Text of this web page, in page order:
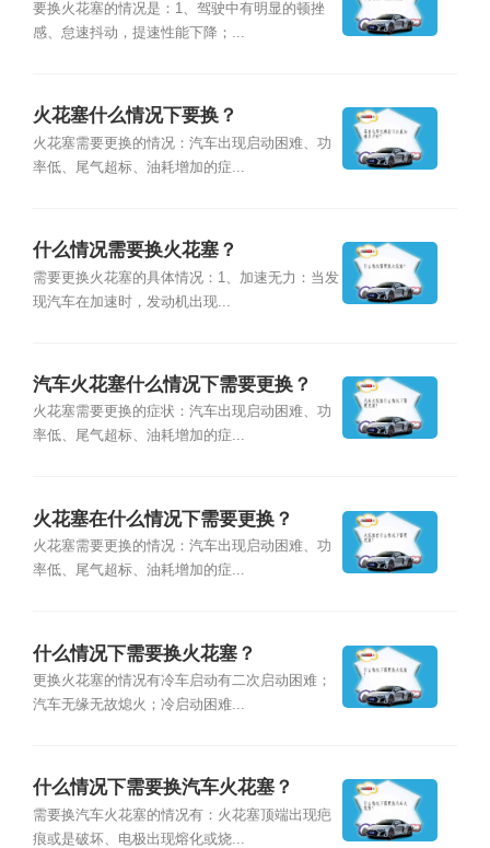
要换火花塞的情况是：1、驾驶中有明显的顿挫
感、怠速抖动，提速性能下降；...
火花塞什么情况下要换？
火花塞需要更换的情况：汽车出现启动困难、功
率低、尾气超标、油耗增加的症...
什么情况需要换火花塞？
需要更换火花塞的具体情况：1、加速无力：当发
现汽车在加速时，发动机出现...
汽车火花塞什么情况下需要更换？
火花塞需要更换的症状：汽车出现启动困难、功
率低、尾气超标、油耗增加的症...
火花塞在什么情况下需要更换？
火花塞需要更换的情况：汽车出现启动困难、功
率低、尾气超标、油耗增加的症...
什么情况下需要换火花塞？
更换火花塞的情况有冷车启动有二次启动困难；
汽车无缘无故熄火；冷启动困难...
什么情况下需要换汽车火花塞？
需要换汽车火花塞的情况有：火花塞顶端出现疤
痕或是破坏、电极出现熔化或烧...